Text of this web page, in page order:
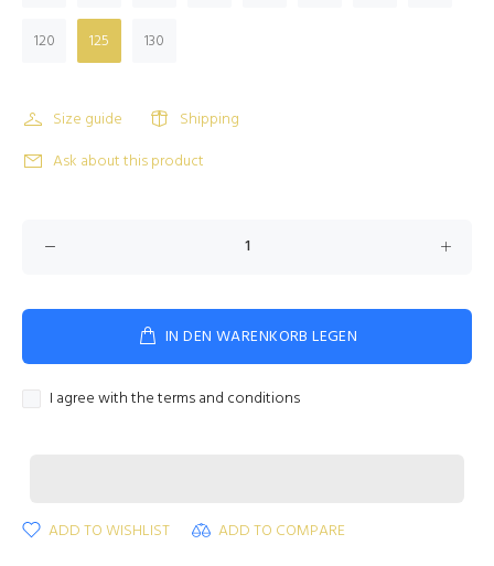
120 125 130
Size guide
Shipping
Ask about this product
IN DEN WARENKORB LEGEN
I agree with the terms and conditions
ADD TO WISHLIST ADD TO COMPARE